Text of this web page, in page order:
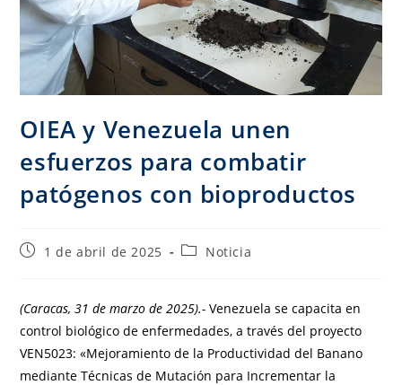
OIEA y Venezuela unen
esfuerzos para combatir
patógenos con bioproductos
1 de abril de 2025 Noticia
(Caracas, 31 de marzo de 2025).- Venezuela se capacita en
control biológico de enfermedades, a través del proyecto
VEN5023: «Mejoramiento de la Productividad del Banano
mediante Técnicas de Mutación para Incrementar la